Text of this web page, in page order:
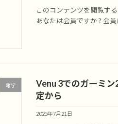
このコンテンツを閲覧す
あなたは会員ですか ? 会
雑学
Venu 3でのガーミ
定から
2025年7月21日